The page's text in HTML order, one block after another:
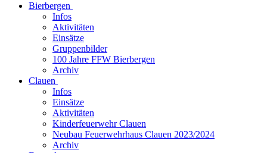
Bierbergen
Infos
Aktivitäten
Einsätze
Gruppenbilder
100 Jahre FFW Bierbergen
Archiv
Clauen
Infos
Einsätze
Aktivitäten
Kinderfeuerwehr Clauen
Neubau Feuerwehrhaus Clauen 2023/2024
Archiv